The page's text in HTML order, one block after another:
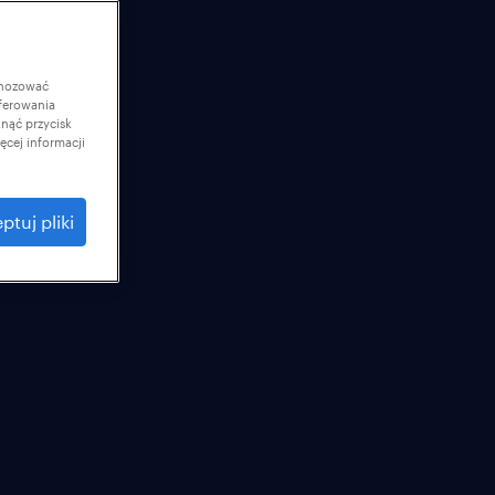
przycisk
informacji
pliki